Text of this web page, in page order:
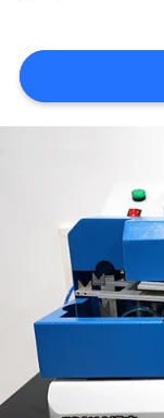
সাথে
যোগাযোগ
সাইট
ম্যাপ